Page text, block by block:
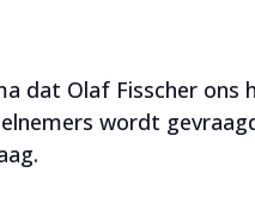
Olaf Fisscher ons
wordt